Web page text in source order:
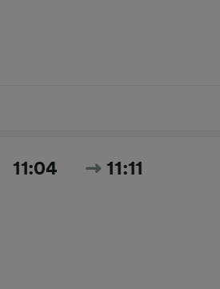
11:04 11:11